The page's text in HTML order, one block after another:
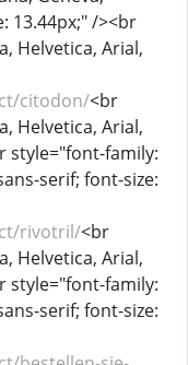
13.44px;" /><br
Helvetica, Arial,
citodon/<br
Helvetica, Arial,
style="font-family:
serif; font-size:
rivotril/<br
Helvetica, Arial,
style="font-family:
serif; font-size: